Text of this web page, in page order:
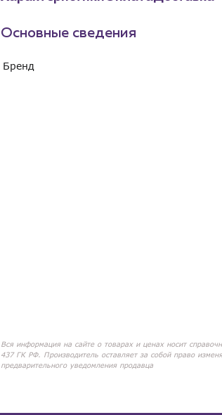
Основные сведения
Бренд
Вся информация на сайте о товарах и ценах носит
437 ГК РФ. Производитель оставляет за собой право
предварительного уведомления продавца